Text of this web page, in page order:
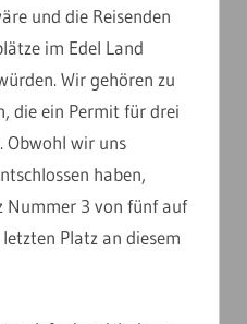
und die Reisenden
im Edel Land
Wir gehören zu
die ein Permit für drei
Obwohl wir uns
haben,
Nummer 3 von fünf auf
Platz an diesem